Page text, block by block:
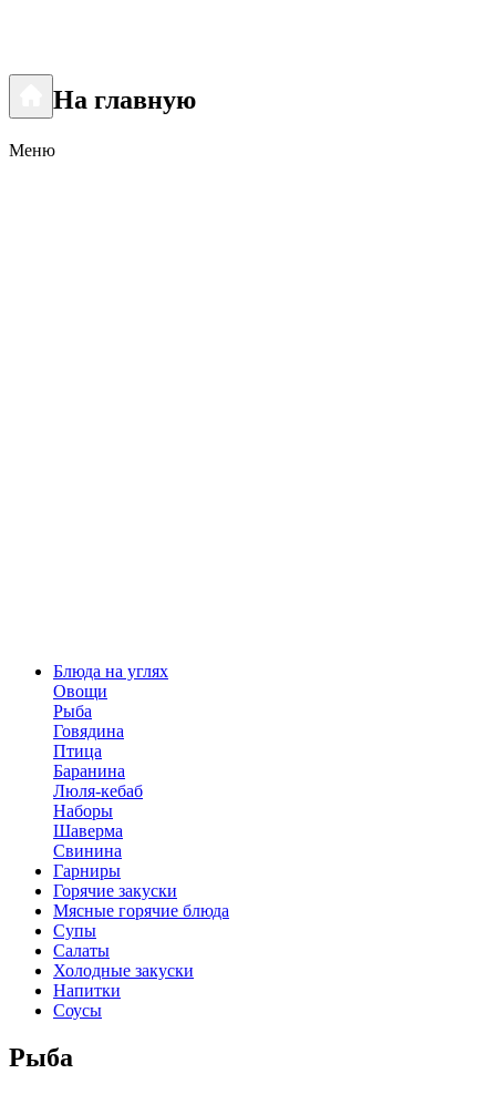
На главную
Меню
Блюда на углях
Овощи
Рыба
Говядина
Птица
Баранина
Люля-кебаб
Наборы
Шаверма
Свинина
Гарниры
Горячие закуски
Мясные горячие блюда
Супы
Салаты
Холодные закуски
Напитки
Соусы
Рыба